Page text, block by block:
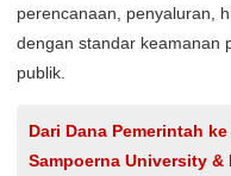
perencanaan, penyaluran,
dengan standar keamanan
publik.
Dari Dana Pemerintah
Sampoerna University &